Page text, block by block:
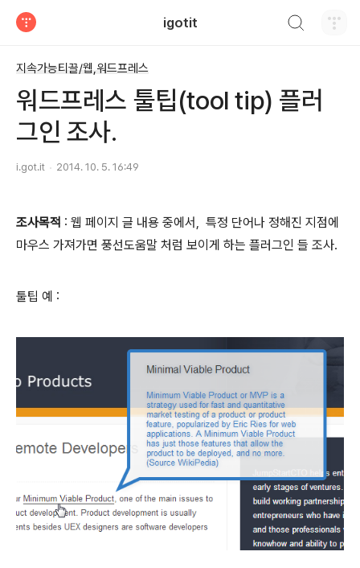
igotit
지속가능티끌/웹,워드프레스
워드프레스 툴팁(tool tip) 플러
그인 조사.
i.got.it 2014. 10. 5. 16:49
조사목적 : 웹 페이지 글 내용 중에서, 특정 단어나 정해진 지점에
마우스 가져가면 풍선도움말 처럼 보이게 하는 플러그인 들 조사.
툴팁 예 :